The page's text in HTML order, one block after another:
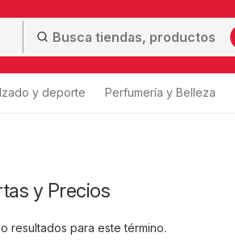
y deporte Perfumería y Belleza
y Precios
resultados para este término.